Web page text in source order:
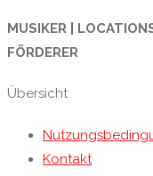
MUSIKER |
FÖRDERER
Übersicht
Kontakt